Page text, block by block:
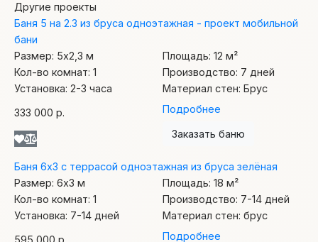
Другие проекты
Баня 5 на 2.3 из бруса одноэтажная - проект мобильной
бани
Размер: 5х2,3 м Площадь: 12 м²
Кол-во комнат: 1 Производство: 7 дней
Установка: 2-3 часа Материал стен: Брус
333 000 р.
Подробнее
Заказать баню
Баня 6х3 с террасой одноэтажная из бруса зелёная
Размер: 6х3 м Площадь: 18 м²
Кол-во комнат: 1 Производство: 7-14 дней
Установка: 7-14 дней Материал стен: брус
595 000 р.
Подробнее